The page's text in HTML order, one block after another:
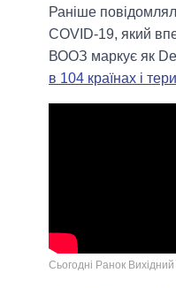
Раніше
COVID-19, який
ВООЗ маркує як
в 104 країнах і
Сьогодні Ранок